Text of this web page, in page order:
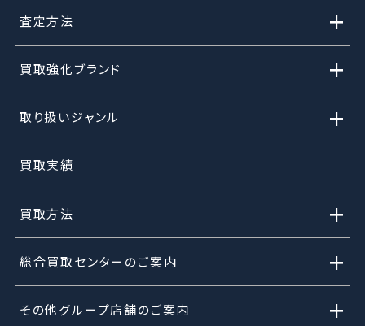
査定方法 +
買取強化ブランド +
取り扱いジャンル +
買取実績
買取方法 +
総合買取センターのご案内 +
その他グループ店舗のご案内 +